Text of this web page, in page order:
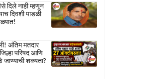
दिले नाही म्हणून
दिवशी पाडळी
अंतिम मतदार
परिषद आणि
जाण्याची शक्यता?